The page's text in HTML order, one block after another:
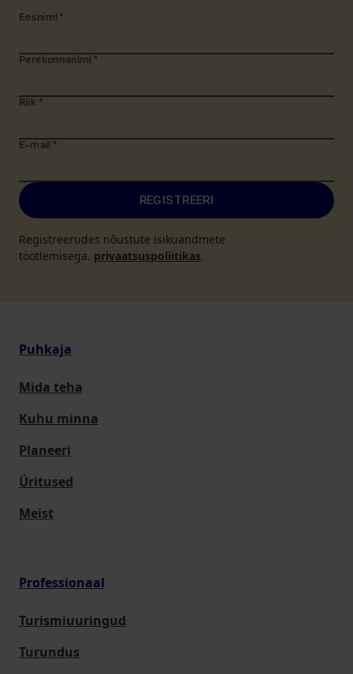
Eesnimi *
Perekonnanimi *
Riik *
E-mail *
REGISTREERI
Registreerudes nõustute isikuandmete
töötlemisega. privaatsuspoliitikas.
Puhkaja
Mida teha
Kuhu minna
Planeeri
Üritused
Meist
Professionaal
Turismiuuringud
Turundus